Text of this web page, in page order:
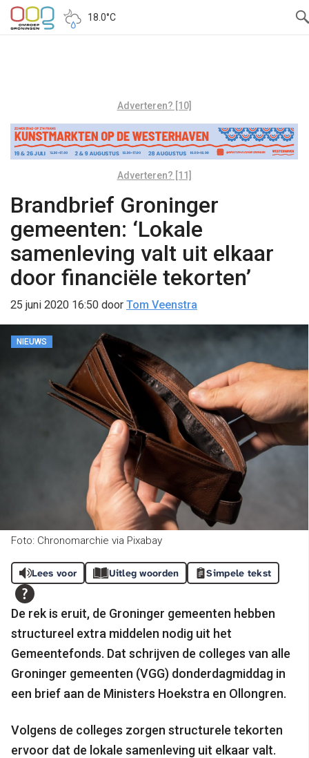
18.0°C
Adverteren? [10]
Adverteren? [11]
Brandbrief Groninger
gemeenten: ‘Lokale
samenleving valt uit elkaar
door financiële tekorten’
25 juni 2020 16:50 door Tom Veenstra
NIEUWS
Foto: Chronomarchie via Pixabay
Lees voor Uitleg woorden Simpele tekst
De rek is eruit, de Groninger gemeenten hebben
structureel extra middelen nodig uit het
Gemeentefonds. Dat schrijven de colleges van alle
Groninger gemeenten (VGG) donderdagmiddag in
een brief aan de Ministers Hoekstra en Ollongren.
Volgens de colleges zorgen structurele tekorten
ervoor dat de lokale samenleving uit elkaar valt.